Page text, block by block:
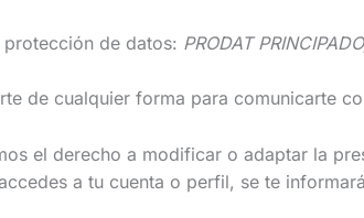
de datos: PRODAT
de cualquier forma para comunicarte
el derecho a modificar o adaptar la
a tu cuenta o perfil, se te